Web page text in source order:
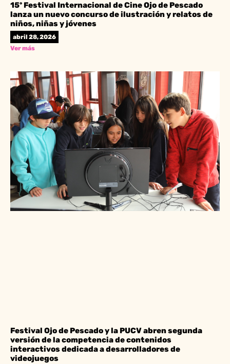
15º Festival Internacional de Cine Ojo de Pescado
lanza un nuevo concurso de ilustración y relatos de
niños, niñas y jóvenes
abril 28, 2026
Ver más
Festival Ojo de Pescado y la PUCV abren segunda
versión de la competencia de contenidos
interactivos dedicada a desarrolladores de
videojuegos